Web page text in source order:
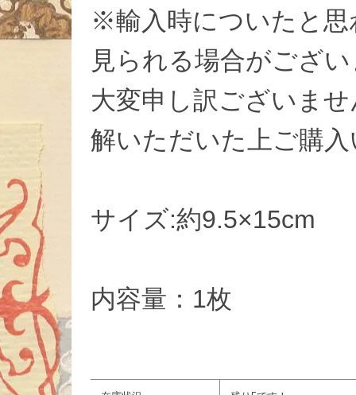
※輸入時についたと
見られる場合がござ
大変申し訳ございま
解いただいた上ご購
サイズ:約9.5×15cm
内容量：1枚